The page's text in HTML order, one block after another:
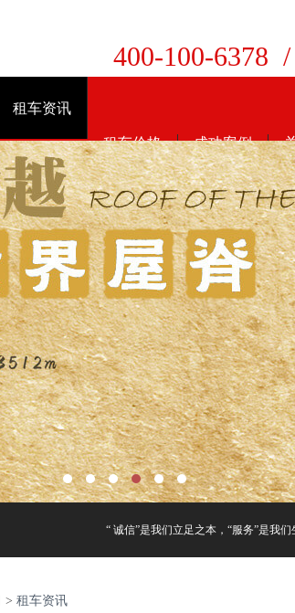
400-100-6378
租车资讯
租车价格 成功案例
“ 诚信”是我们立足之本，“服务”是我们
> 租车资讯